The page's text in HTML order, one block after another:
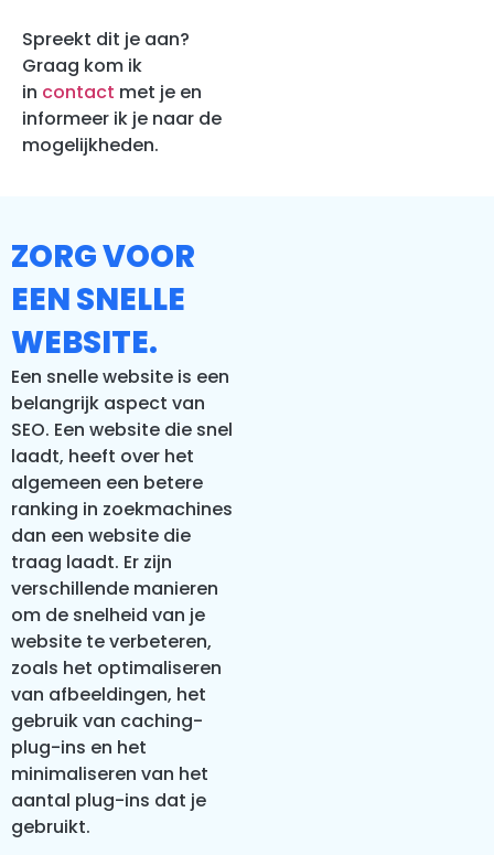
Spreekt dit je aan?
Graag kom ik
in contact met je en
informeer ik je naar de
mogelijkheden.
ZORG VOOR
EEN SNELLE
WEBSITE.
Een snelle website is een
belangrijk aspect van
SEO. Een website die snel
laadt, heeft over het
algemeen een betere
ranking in zoekmachines
dan een website die
traag laadt. Er zijn
verschillende manieren
om de snelheid van je
website te verbeteren,
zoals het optimaliseren
van afbeeldingen, het
gebruik van caching-
plug-ins en het
minimaliseren van het
aantal plug-ins dat je
gebruikt.